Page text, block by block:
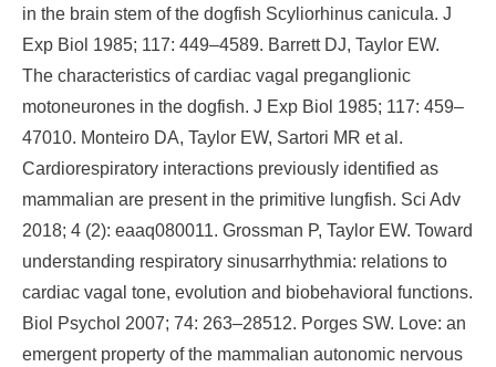
in the brain stem of the dogfish Scyliorhinus canicula. J
Exp Biol 1985; 117: 449–4589. Barrett DJ, Taylor EW.
The characteristics of cardiac vagal preganglionic
motoneurones in the dogfish. J Exp Biol 1985; 117: 459–
47010. Monteiro DA, Taylor EW, Sartori MR et al.
Cardiorespiratory interactions previously identified as
mammalian are present in the primitive lungfish. Sci Adv
2018; 4 (2): eaaq080011. Grossman P, Taylor EW. Toward
understanding respiratory sinusarrhythmia: relations to
cardiac vagal tone, evolution and biobehavioral functions.
Biol Psychol 2007; 74: 263–28512. Porges SW. Love: an
emergent property of the mammalian autonomic nervous